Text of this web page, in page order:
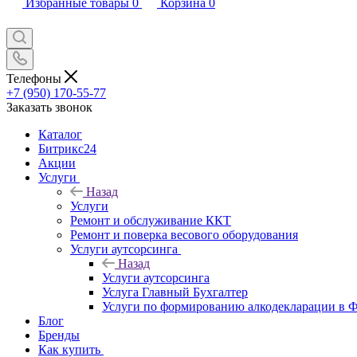
Избранные товары 0 Корзина 0
Телефоны
+7 (950) 170-55-77
Заказать звонок
Каталог
Битрикс24
Акции
Услуги
Назад
Услуги
Ремонт и обслуживание ККТ
Ремонт и поверка весового оборудования
Услуги аутсорсинга
Назад
Услуги аутсорсинга
Услуга Главный Бухгалтер
Услуги по формированию алкодекларации в
Блог
Бренды
Как купить